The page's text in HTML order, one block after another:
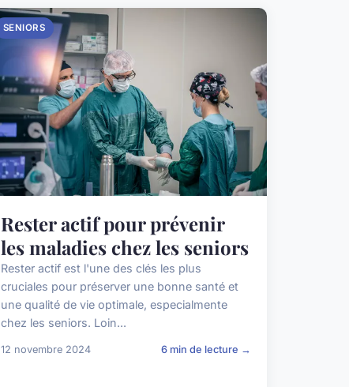
SENIORS
Rester actif pour prévenir
les maladies chez les seniors
Rester actif est l'une des clés les plus
cruciales pour préserver une bonne santé et
une qualité de vie optimale, especialmente
chez les seniors. Loin...
12 novembre 2024 6 min de lecture →